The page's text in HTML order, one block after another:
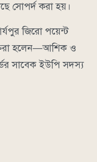
সোপর্দ করা হয়।
জিরো পয়েন্ট
হলেন—আশিক ও
সাবেক ইউপি সদস্য